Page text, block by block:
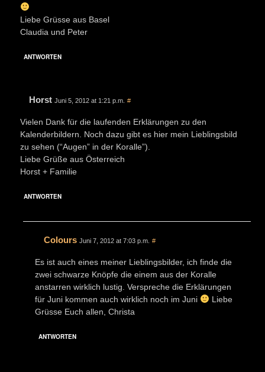
Liebe Grüsse aus Basel
Claudia und Peter
ANTWORTEN
Horst Juni 5, 2012 at 1:21 p.m. #
Vielen Dank für die laufenden Erklärungen zu den
Kalenderbildern. Noch dazu gibt es hier mein Lieblingsbild
zu sehen (“Augen” in der Koralle”).
Liebe Grüße aus Österreich
Horst + Familie
ANTWORTEN
Colours Juni 7, 2012 at 7:03 p.m. #
Es ist auch eines meiner Lieblingsbilder, ich finde die
zwei schwarze Knöpfe die einem aus der Koralle
anstarren wirklich lustig. Verspreche die Erklärungen
für Juni kommen auch wirklich noch im Juni
Liebe
Grüsse Euch allen, Christa
ANTWORTEN